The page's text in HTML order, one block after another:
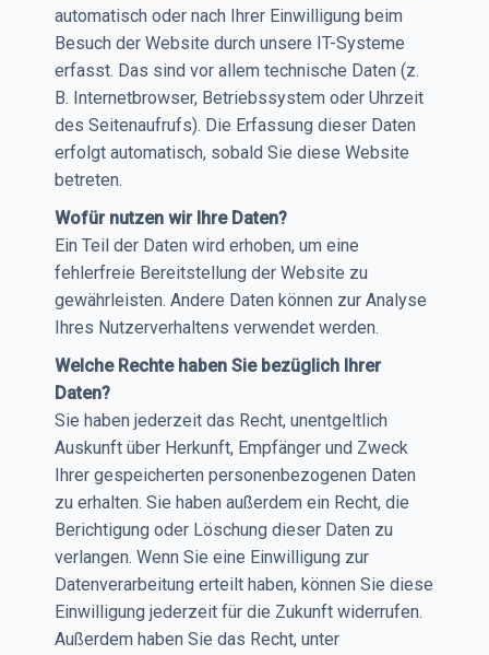
automatisch oder nach Ihrer Einwilligung beim
Besuch der Website durch unsere IT-Systeme
erfasst. Das sind vor allem technische Daten (z.
B. Internetbrowser, Betriebssystem oder Uhrzeit
des Seitenaufrufs). Die Erfassung dieser Daten
erfolgt automatisch, sobald Sie diese Website
betreten.
Wofür nutzen wir Ihre Daten?
Ein Teil der Daten wird erhoben, um eine
fehlerfreie Bereitstellung der Website zu
gewährleisten. Andere Daten können zur Analyse
Ihres Nutzerverhaltens verwendet werden.
Welche Rechte haben Sie bezüglich Ihrer
Daten?
Sie haben jederzeit das Recht, unentgeltlich
Auskunft über Herkunft, Empfänger und Zweck
Ihrer gespeicherten personenbezogenen Daten
zu erhalten. Sie haben außerdem ein Recht, die
Berichtigung oder Löschung dieser Daten zu
verlangen. Wenn Sie eine Einwilligung zur
Datenverarbeitung erteilt haben, können Sie diese
Einwilligung jederzeit für die Zukunft widerrufen.
Außerdem haben Sie das Recht, unter